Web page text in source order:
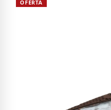
OFERTA